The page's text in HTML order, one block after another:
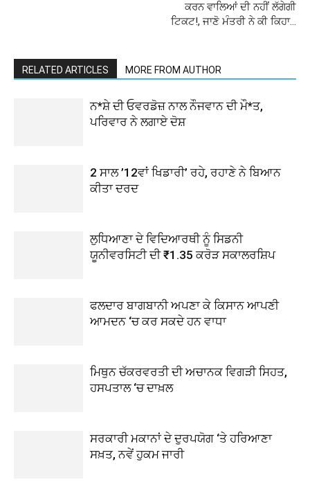
ਕਰਨ ਵਾਲਿਆਂ ਦੀ ਨਹੀਂ ਲੱਗੇਗੀ
ਟਿਕਟ!, ਜਾਣੋ ਮੰਤਰੀ ਨੇ ਕੀ ਕਿਹਾ…
RELATED ARTICLES MORE FROM AUTHOR
ਨ*ਸ਼ੇ ਦੀ ਓਵਰਡੋਜ਼ ਨਾਲ ਨੌਜਵਾਨ ਦੀ ਮੌ*ਤ,
ਪਰਿਵਾਰ ਨੇ ਲਗਾਏ ਦੋਸ਼
2 ਸਾਲ ’12ਵਾਂ ਖਿਡਾਰੀ’ ਰਹੇ, ਰਹਾਣੇ ਨੇ ਬਿਆਨ
ਕੀਤਾ ਦਰਦ
ਲੁਧਿਆਣਾ ਦੇ ਵਿਦਿਆਰਥੀ ਨੂੰ ਸਿਡਨੀ
ਯੂਨੀਵਰਸਿਟੀ ਦੀ ₹1.35 ਕਰੋੜ ਸਕਾਲਰਸ਼ਿਪ
ਫਲਦਾਰ ਬਾਗਬਾਨੀ ਅਪਣਾ ਕੇ ਕਿਸਾਨ ਆਪਣੀ
ਆਮਦਨ ‘ਚ ਕਰ ਸਕਦੇ ਹਨ ਵਾਧਾ
ਮਿਥੁਨ ਚੱਕਰਵਰਤੀ ਦੀ ਅਚਾਨਕ ਵਿਗੜੀ ਸਿਹਤ,
ਹਸਪਤਾਲ ‘ਚ ਦਾਖ਼ਲ
ਸਰਕਾਰੀ ਮਕਾਨਾਂ ਦੇ ਦੁਰਪਯੋਗ ‘ਤੇ ਹਰਿਆਣਾ
ਸਖ਼ਤ, ਨਵੇਂ ਹੁਕਮ ਜਾਰੀ